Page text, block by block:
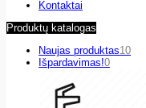
Kontaktai
Produktų katalogas
Naujas produktas10
Išpardavimas!0